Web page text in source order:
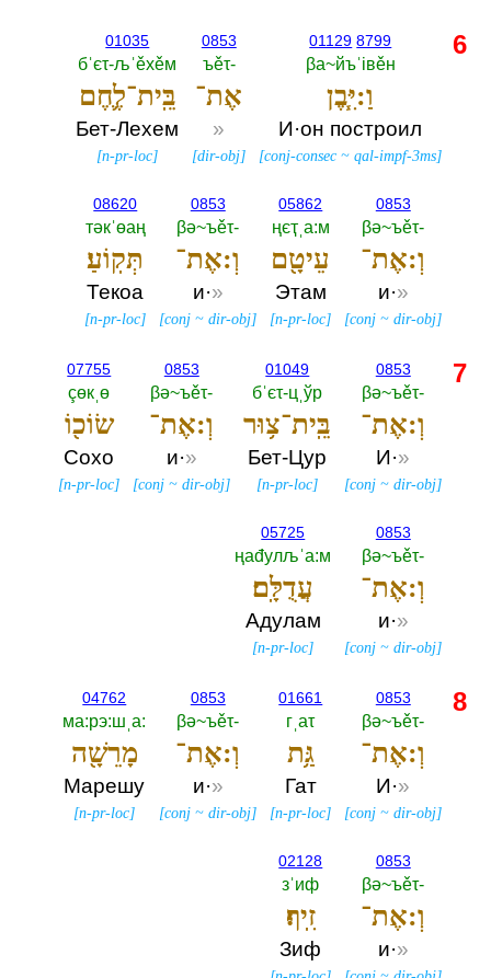
01129 8799
βа~йъˈiвěн
וַ:יִּ֧בֶן
И·он построил
[conj-consec ~qal-impf-3ms]
0853
ъěτ-‎
אֶת־
»
[dir-obj]
01035
бˈєτ-љˈěхěм
בֵּֽית־לֶ֛חֶם
Бет-Лехем
[n-pr-loc]
0853
βә~ъěτ-‎
וְ:אֶת־
и·»
[conj ~dir-obj]
05862
ңєҭˌа:м
עֵיטָ֖ם
Этам
[n-pr-loc]
0853
βә~ъěτ-‎
וְ:אֶת־
и·»
[conj ~dir-obj]
08620
тәкˈөаң
תְּקֽוֹעַ׃
Текоа
[n-pr-loc]
6
0853
βә~ъěτ-‎
וְ:אֶת־
И·»
[conj ~dir-obj]
01049
бˈєτ-цˌўр
בֵּֽית־צ֥וּר
Бет-Цур
[n-pr-loc]
0853
βә~ъěτ-‎
וְ:אֶת־
и·»
[conj ~dir-obj]
07755
çөкˌө
שׂוֹכ֖וֹ
Сохо
[n-pr-loc]
0853
βә~ъěτ-‎
וְ:אֶת־
и·»
[conj ~dir-obj]
05725
ңаđулљˈа:м
עֲדֻלָּֽם׃
Адулам
[n-pr-loc]
7
0853
βә~ъěτ-‎
וְ:אֶת־
И·»
[conj ~dir-obj]
01661
гˌаτ
גַּ֥ת
Гат
[n-pr-loc]
0853
βә~ъěτ-‎
וְ:אֶת־
и·»
[conj ~dir-obj]
04762
ма:рэ:шˌа:‎
מָרֵשָׁ֖ה
Марешу
[n-pr-loc]
0853
βә~ъěτ-‎
וְ:אֶת־
и·»
02128
зˈиф
זִֽיף׃
Зиф
8